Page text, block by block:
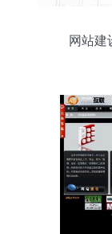
网站建